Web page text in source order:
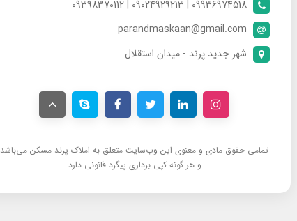
09936974518 | 09024929213 | 09398370112
parandmaskaan@gmail.com
شهر جدید پرند - میدان استقلال
تمامی حقوق مادی و معنوی این وب‌سایت متعلق به املاک پرند مسکن می‌باشد
و هر گونه کپی برداری پیگرد قانونی دارد.